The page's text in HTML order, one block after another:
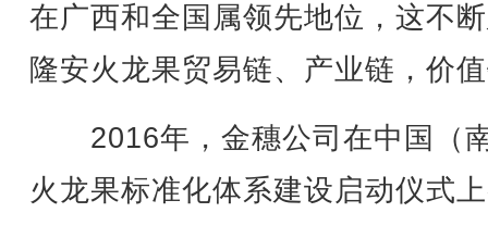
在广西和全国属领先地位，这不
隆安火龙果贸易链、产业链，价
2016年，金穗公司在中国（
火龙果标准化体系建设启动仪式